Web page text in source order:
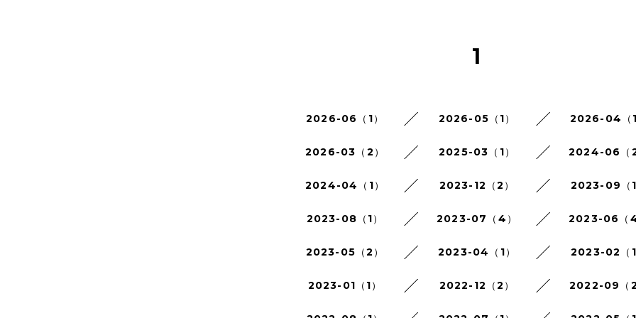
1
2026-06（1） 2026-05（1） 2026-04（1
2026-03（2） 2025-03（1） 2024-06（2
2024-04（1） 2023-12（2） 2023-09（1
2023-08（1） 2023-07（4） 2023-06（4
2023-05（2） 2023-04（1） 2023-02（1
2023-01（1） 2022-12（2） 2022-09（2